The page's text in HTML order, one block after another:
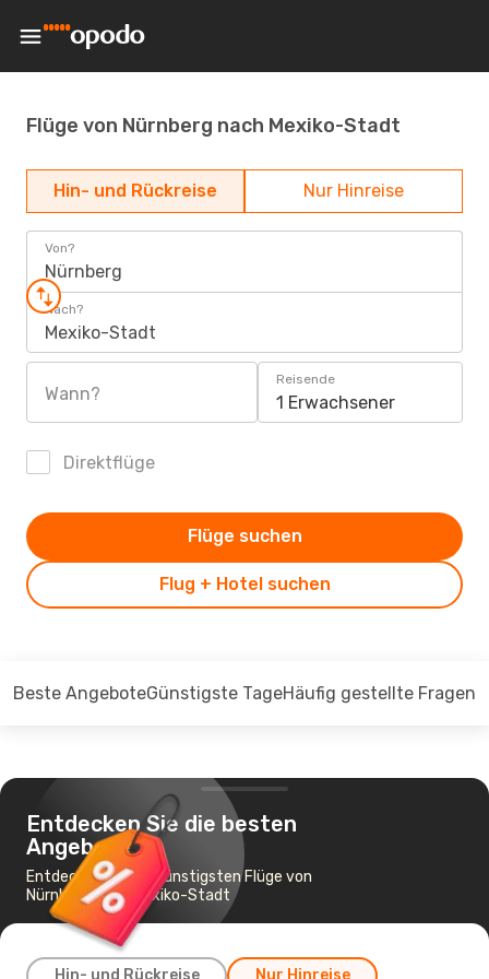
Flüge von Nürnberg nach Mexiko-Stadt
Hin- und Rückreise Nur Hinreise
Von?
Nürnberg
Nach?
Mexiko-Stadt
Wann?
Reisende
1 Erwachsener
Direktflüge
Flug + Hotel suchen
Flüge suchen
Beste AngeboteGünstigste TageHäufig gestellte Fragen
Entdecken Sie die besten
Angebote
Entdecken Sie die günstigsten Flüge von
Nürnberg nach Mexiko-Stadt
Hin- und Rückreise Nur Hinreise